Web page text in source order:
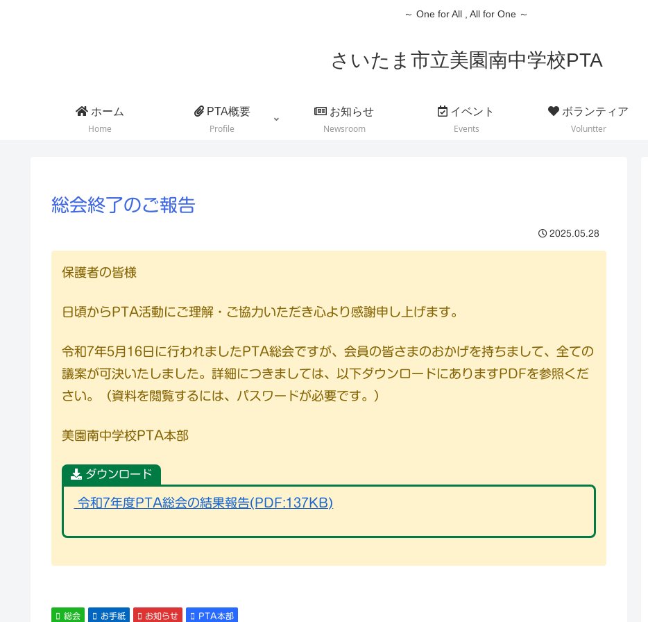
～ One for All , All for One ～
さいたま市立美園南中学校PTA
ホーム
Home
PTA概要
Profile
お知らせ
Newsroom
イベント
Events
ボランティア
Voluntter
総会終了のご報告
2025.05.28
保護者の皆様
日頃からPTA活動にご理解・ご協力いただき心より感謝申し上げます。
令和7年5月16日に行われましたPTA総会ですが、会員の皆さまのおかげを持ちまして、全ての
議案が可決いたしました。詳細につきましては、以下ダウンロードにありますPDFを参照くだ
さい。（資料を閲覧するには、パスワードが必要です。）
美園南中学校PTA本部
ダウンロード
令和7年度PTA総会の結果報告(PDF:137KB)
総会 お手紙 お知らせ PTA本部